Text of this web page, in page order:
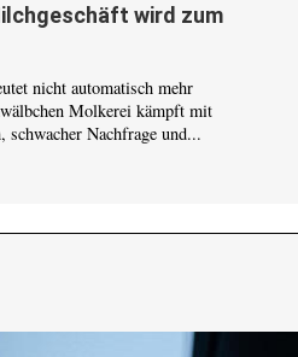
wird zum
nicht automatisch mehr
Molkerei kämpft mit
schwacher Nachfrage und...